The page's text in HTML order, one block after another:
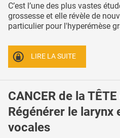
C’est l’une des plus vastes
grossesse et elle révèle de
particulier pour l'hyperémèse
LIRE LA SUITE
CANCER de la
Régénérer le larynx
vocales